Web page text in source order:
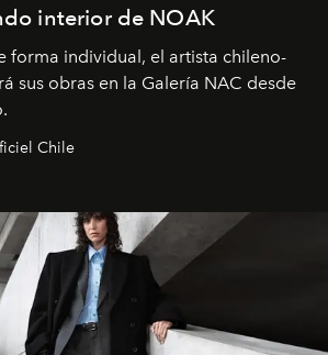
interior de NOAK
forma individual, el artista chileno-
sus obras en la Galería NAC desde
Chile